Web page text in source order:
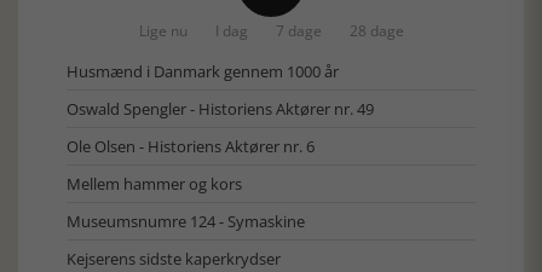
Lige nu I dag 7 dage 28 dage
Husmænd i Danmark gennem 1000 år
Oswald Spengler - Historiens Aktører nr. 49
Ole Olsen - Historiens Aktører nr. 6
Mellem hammer og kors
Museumsnumre 124 - Symaskine
Kejserens sidste kaperkrydser